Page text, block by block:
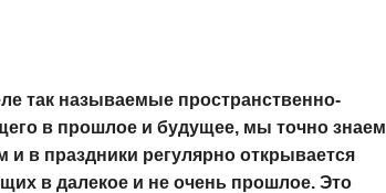
так называемые пространственно-
в прошлое и будущее, мы точно
в праздники регулярно открывается
в далекое и не очень прошлое. Это